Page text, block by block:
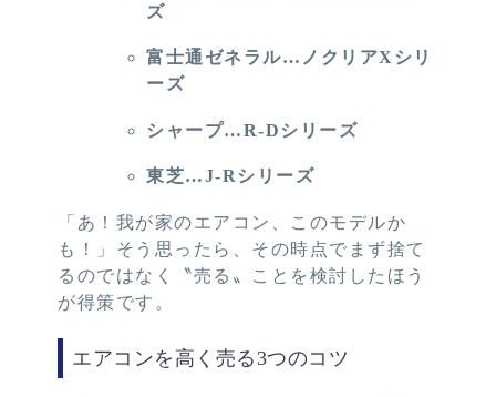
ズ
富士通ゼネラル…ノクリアXシリ
ーズ
シャープ…R-Dシリーズ
東芝…J-Rシリーズ
「あ！我が家のエアコン、このモデルか
も！」そう思ったら、その時点でまず捨て
るのではなく〝売る〟ことを検討したほう
が得策です。
エアコンを高く売る3つのコツ